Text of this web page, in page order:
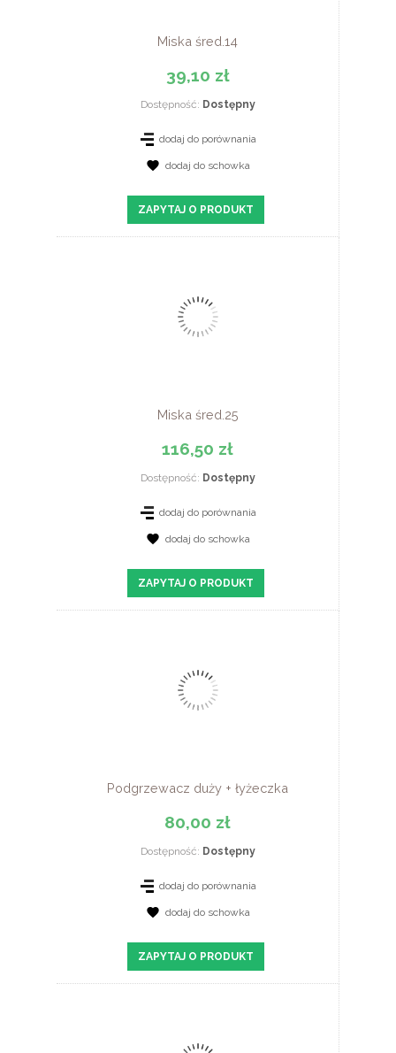
Miska śred.14
39,10 zł
Dostępność: Dostępny
dodaj do porównania
dodaj do schowka
ZAPYTAJ O PRODUKT
Miska śred.25
116,50 zł
Dostępność: Dostępny
dodaj do porównania
dodaj do schowka
ZAPYTAJ O PRODUKT
Podgrzewacz duży + łyżeczka
80,00 zł
Dostępność: Dostępny
dodaj do porównania
dodaj do schowka
ZAPYTAJ O PRODUKT